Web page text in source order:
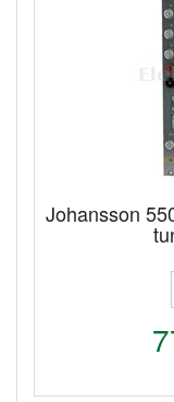
Johansson